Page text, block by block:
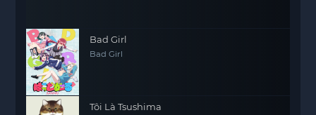
Bad Girl
Bad Girl
Tôi Là Tsushima